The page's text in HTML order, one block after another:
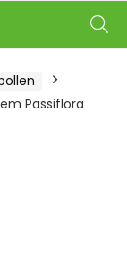
Passiflora